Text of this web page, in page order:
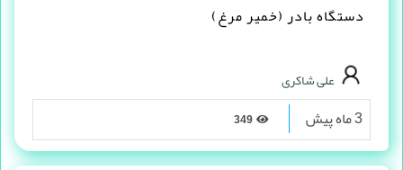
دستگاه بادر (خمیر مرغ)
علی شاکری
3 ماه پیش